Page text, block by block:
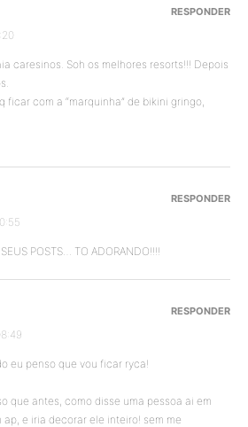
caresinos. Soh os melhores resorts!!! Depois
ficar com a “marquinha” de bikini gringo,
RESPONDER
POSTS… TO ADORANDO!!!!
RESPONDER
eu penso que vou ficar ryca!
que antes, como disse uma pessoa ai em
e iria decorar ele inteiro! sem me
RESPONDER